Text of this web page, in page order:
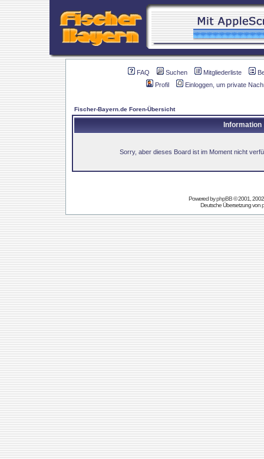
FAQ Suchen Mitgliederliste
Profil
Einloggen, um private
Fischer-Bayern.de Foren-Übersicht
Information
Sorry, aber dieses Board ist im Moment nicht
Powered byphpBB© 2001,
Deutsche Übersetzung von